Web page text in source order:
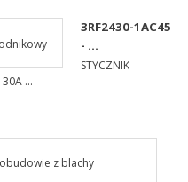
3RF2430-1AC45
- ...
STYCZNIK
...